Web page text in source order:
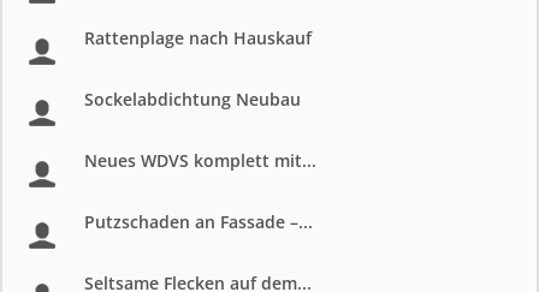
Rattenplage nach Hauskauf
Sockelabdichtung Neubau
Neues WDVS komplett mit...
Putzschaden an Fassade –...
Seltsame Flecken auf dem...